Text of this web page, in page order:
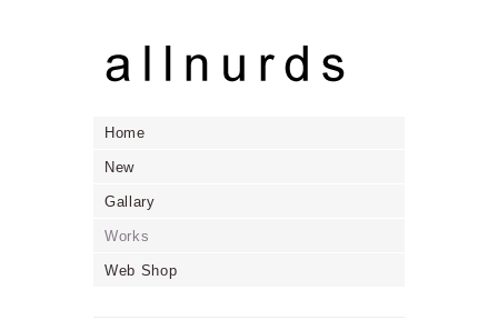
Home
New
Gallary
Works
Web Shop